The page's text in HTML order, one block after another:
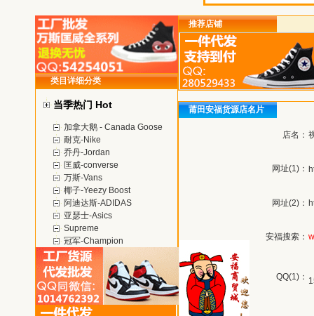
类目详细分类
当季热门 Hot
加拿大鹅 - Canada Goose
耐克-Nike
乔丹-Jordan
匡威-converse
万斯-Vans
椰子-Yeezy Boost
阿迪达斯-ADIDAS
亚瑟士-Asics
Supreme
冠军-Champion
推荐店铺
莆田安福货源店名片
店名：
网址(1)：
网址(2)：
安福搜索：
QQ(1)：